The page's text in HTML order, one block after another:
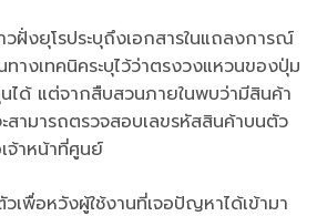
ฝั่งยุโรประบุถึงเอกสารในแถลงการณ์
างเทคนิคระบุไว้ว่าตรงวงแหวนของปุ่ม
ได้ แต่จากสืบสวนภายในพบว่ามีสินค้า
ามารถตรวจสอบเลขรหัสสินค้าบนตัว
จ้าหน้าที่ศูนย์
พื่อหวังผู้ใช้งานที่เจอปัญหาได้เข้ามา